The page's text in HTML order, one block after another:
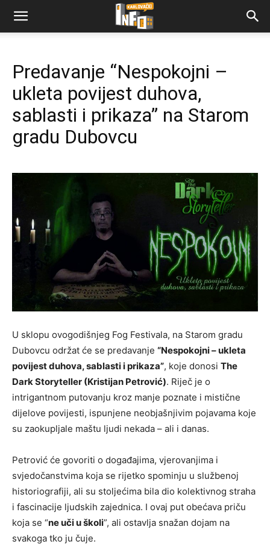
Predavanje “Nespokojni –
ukleta povijest duhova,
sablasti i prikaza” na Starom
gradu Dubovcu
U sklopu ovogodišnjeg Fog Festivala, na Starom gradu
Dubovcu održat će se predavanje “Nespokojni – ukleta
povijest duhova, sablasti i prikaza”, koje donosi The
Dark Storyteller (Kristijan Petrović). Riječ je o
intrigantnom putovanju kroz manje poznate i mistične
dijelove povijesti, ispunjene neobjašnjivim pojavama koje
su zaokupljale maštu ljudi nekada – ali i danas.
Petrović će govoriti o događajima, vjerovanjima i
svjedočanstvima koja se rijetko spominju u službenoj
historiografiji, ali su stoljećima bila dio kolektivnog straha
i fascinacije ljudskih zajednica. I ovaj put obećava priču
koja se “ne uči u školi”, ali ostavlja snažan dojam na
svakoga tko ju čuje.